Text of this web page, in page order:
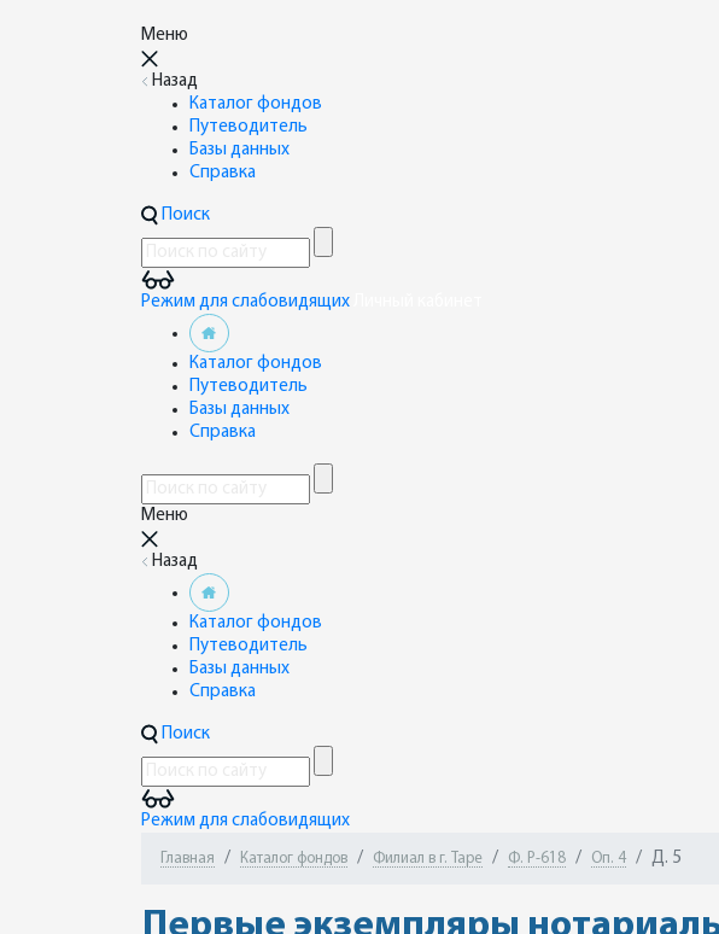
Меню
Назад
Каталог фондов
Путеводитель
Базы данных
Справка
Поиск
Режим для слабовидящих
Каталог фондов
Путеводитель
Базы данных
Справка
Меню
Назад
Каталог фондов
Путеводитель
Базы данных
Справка
Поиск
Режим для слабовидящих
Главная Каталог фондов Филиал в г. Таре Ф. Р-618 Оп. 4 Д. 5